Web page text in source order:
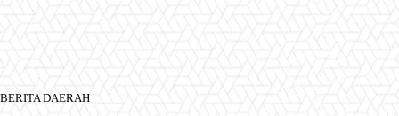
BERITA DAERAH